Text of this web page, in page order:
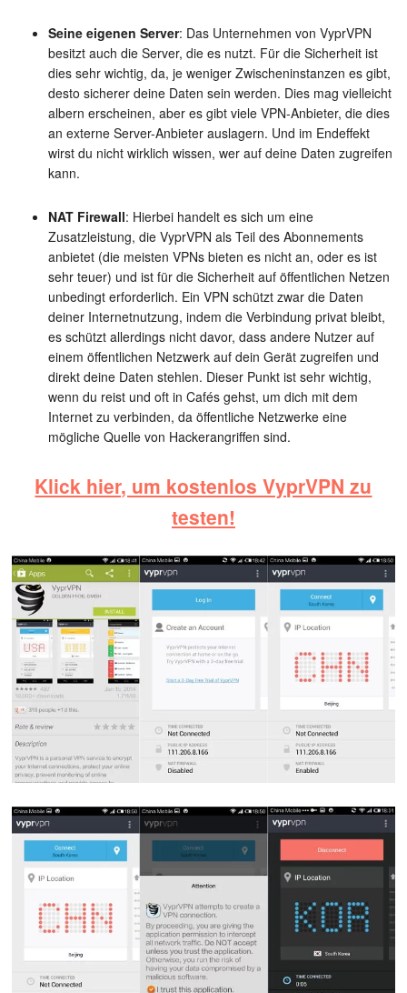
Seine eigenen Server: Das Unternehmen von VyprVPN
besitzt auch die Server, die es nutzt. Für die Sicherheit ist
dies sehr wichtig, da, je weniger Zwischeninstanzen es gibt,
desto sicherer deine Daten sein werden. Dies mag vielleicht
albern erscheinen, aber es gibt viele VPN-Anbieter, die dies
an externe Server-Anbieter auslagern. Und im Endeffekt
wirst du nicht wirklich wissen, wer auf deine Daten zugreifen
kann.
NAT Firewall: Hierbei handelt es sich um eine
Zusatzleistung, die VyprVPN als Teil des Abonnements
anbietet (die meisten VPNs bieten es nicht an, oder es ist
sehr teuer) und ist für die Sicherheit auf öffentlichen Netzen
unbedingt erforderlich. Ein VPN schützt zwar die Daten
deiner Internetnutzung, indem die Verbindung privat bleibt,
es schützt allerdings nicht davor, dass andere Nutzer auf
einem öffentlichen Netzwerk auf dein Gerät zugreifen und
direkt deine Daten stehlen. Dieser Punkt ist sehr wichtig,
wenn du reist und oft in Cafés gehst, um dich mit dem
Internet zu verbinden, da öffentliche Netzwerke eine
mögliche Quelle von Hackerangriffen sind.
Klick hier, um kostenlos VyprVPN zu
testen!